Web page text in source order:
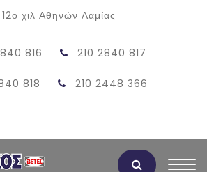
12ο χιλ Αθηνών Λαμίας
816 210 2840 817
818 210 2448 366